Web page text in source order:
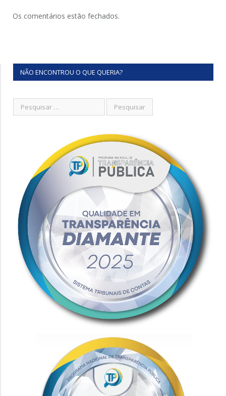
Os comentários estão fechados.
NÃO ENCONTROU O QUE QUERIA?